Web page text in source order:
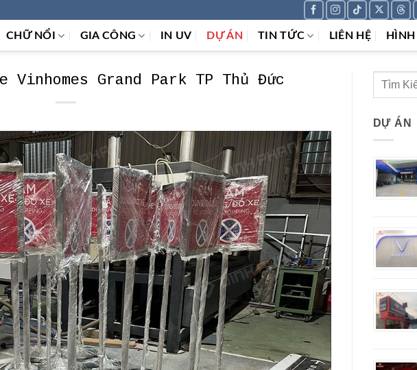
CHỮ NỔI GIA CÔNG IN UV DỰ ÁN TIN TỨC LIÊN HỆ HÌNH
Vinhomes Grand Park TP Thủ Đức
DỰ ÁN